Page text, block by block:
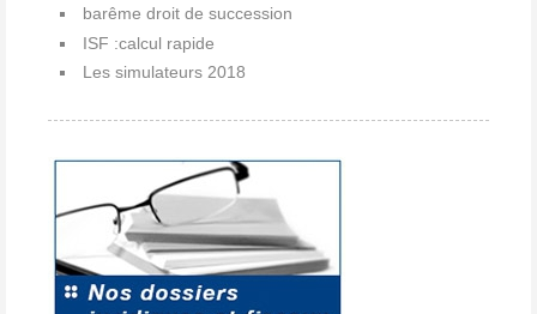
barême droit de succession
ISF :calcul rapide
Les simulateurs 2018